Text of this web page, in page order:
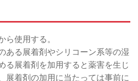
ら使用する。
ある展着剤やシリコーン系等の湿
る展着剤を加用すると薬害を生じ
展着剤の加用に当たっては事前に